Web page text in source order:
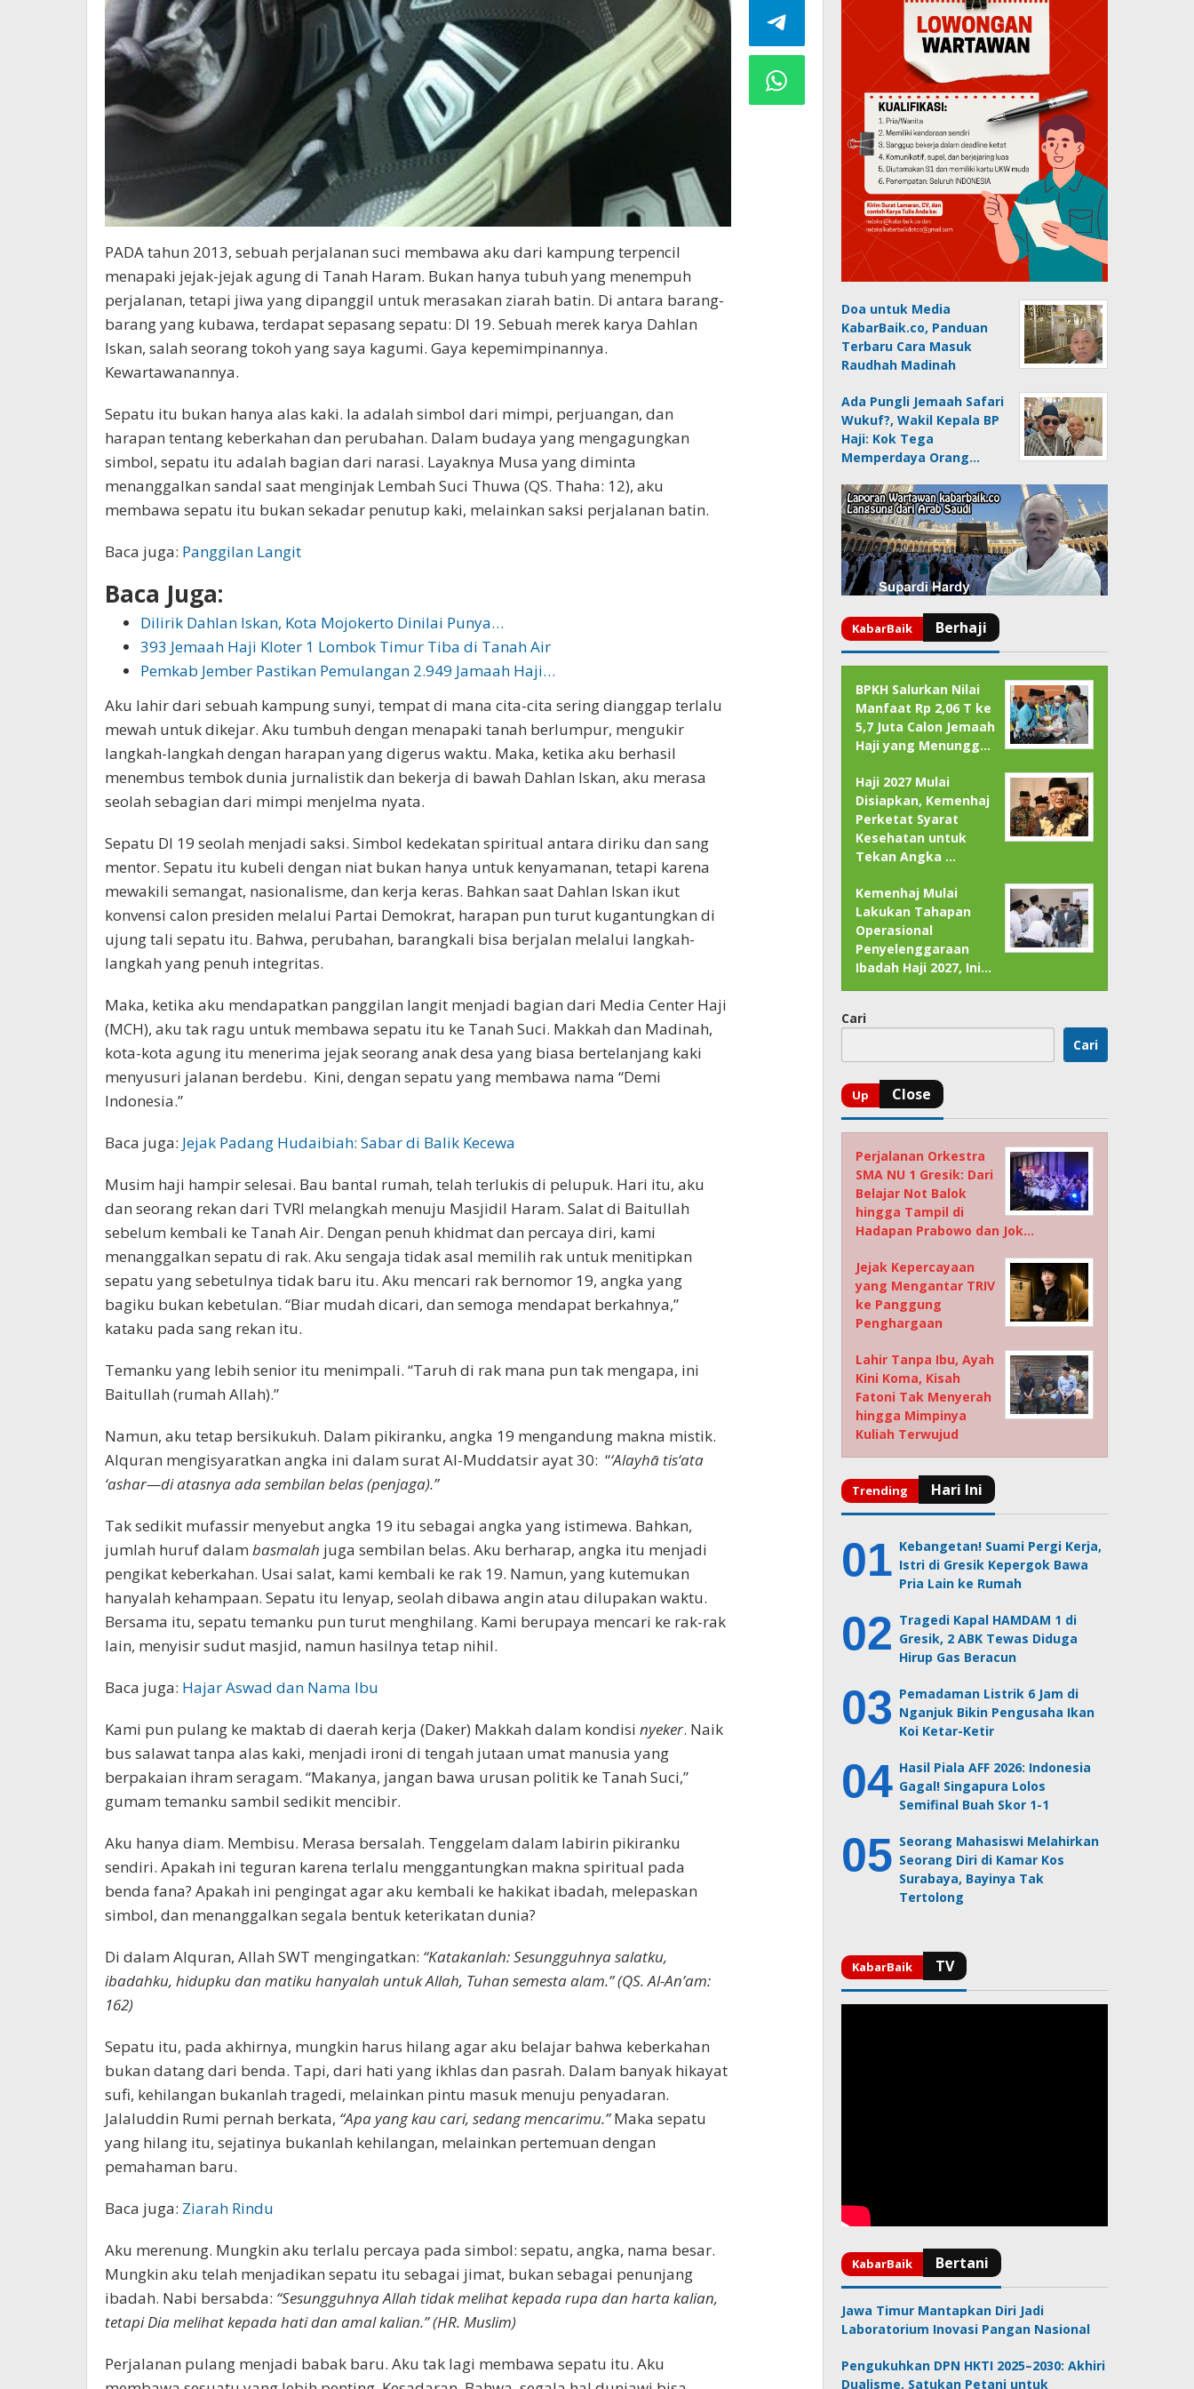
PADA tahun 2013, sebuah perjalanan suci membawa aku dari kampung terpencil
menapaki jejak-jejak agung di Tanah Haram. Bukan hanya tubuh yang menempuh
perjalanan, tetapi jiwa yang dipanggil untuk merasakan ziarah batin. Di antara barang-
barang yang kubawa, terdapat sepasang sepatu: DI 19. Sebuah merek karya Dahlan
Iskan, salah seorang tokoh yang saya kagumi. Gaya kepemimpinannya.
Kewartawanannya.
Sepatu itu bukan hanya alas kaki. Ia adalah simbol dari mimpi, perjuangan, dan
harapan tentang keberkahan dan perubahan. Dalam budaya yang mengagungkan
simbol, sepatu itu adalah bagian dari narasi. Layaknya Musa yang diminta
menanggalkan sandal saat menginjak Lembah Suci Thuwa (QS. Thaha: 12), aku
membawa sepatu itu bukan sekadar penutup kaki, melainkan saksi perjalanan batin.
Baca juga: Panggilan Langit
Baca Juga:
Dilirik Dahlan Iskan, Kota Mojokerto Dinilai Punya…
393 Jemaah Haji Kloter 1 Lombok Timur Tiba di Tanah Air
Pemkab Jember Pastikan Pemulangan 2.949 Jamaah Haji…
Aku lahir dari sebuah kampung sunyi, tempat di mana cita-cita sering dianggap terlalu
mewah untuk dikejar. Aku tumbuh dengan menapaki tanah berlumpur, mengukir
langkah-langkah dengan harapan yang digerus waktu. Maka, ketika aku berhasil
menembus tembok dunia jurnalistik dan bekerja di bawah Dahlan Iskan, aku merasa
seolah sebagian dari mimpi menjelma nyata.
Sepatu DI 19 seolah menjadi saksi. Simbol kedekatan spiritual antara diriku dan sang
mentor. Sepatu itu kubeli dengan niat bukan hanya untuk kenyamanan, tetapi karena
mewakili semangat, nasionalisme, dan kerja keras. Bahkan saat Dahlan Iskan ikut
konvensi calon presiden melalui Partai Demokrat, harapan pun turut kugantungkan di
ujung tali sepatu itu. Bahwa, perubahan, barangkali bisa berjalan melalui langkah-
langkah yang penuh integritas.
Maka, ketika aku mendapatkan panggilan langit menjadi bagian dari Media Center Haji
(MCH), aku tak ragu untuk membawa sepatu itu ke Tanah Suci. Makkah dan Madinah,
kota-kota agung itu menerima jejak seorang anak desa yang biasa bertelanjang kaki
menyusuri jalanan berdebu. Kini, dengan sepatu yang membawa nama “Demi
Indonesia.”
Baca juga: Jejak Padang Hudaibiah: Sabar di Balik Kecewa
Musim haji hampir selesai. Bau bantal rumah, telah terlukis di pelupuk. Hari itu, aku
dan seorang rekan dari TVRI melangkah menuju Masjidil Haram. Salat di Baitullah
sebelum kembali ke Tanah Air. Dengan penuh khidmat dan percaya diri, kami
menanggalkan sepatu di rak. Aku sengaja tidak asal memilih rak untuk menitipkan
sepatu yang sebetulnya tidak baru itu. Aku mencari rak bernomor 19, angka yang
bagiku bukan kebetulan. “Biar mudah dicari, dan semoga mendapat berkahnya,”
kataku pada sang rekan itu.
Temanku yang lebih senior itu menimpali. “Taruh di rak mana pun tak mengapa, ini
Baitullah (rumah Allah).”
Namun, aku tetap bersikukuh. Dalam pikiranku, angka 19 mengandung makna mistik.
Alquran mengisyaratkan angka ini dalam surat Al-Muddatsir ayat 30: “‘Alayhā tis‘ata
‘ashar—di atasnya ada sembilan belas (penjaga).”
Tak sedikit mufassir menyebut angka 19 itu sebagai angka yang istimewa. Bahkan,
jumlah huruf dalam basmalah juga sembilan belas. Aku berharap, angka itu menjadi
pengikat keberkahan. Usai salat, kami kembali ke rak 19. Namun, yang kutemukan
hanyalah kehampaan. Sepatu itu lenyap, seolah dibawa angin atau dilupakan waktu.
Bersama itu, sepatu temanku pun turut menghilang. Kami berupaya mencari ke rak-rak
lain, menyisir sudut masjid, namun hasilnya tetap nihil.
Baca juga: Hajar Aswad dan Nama Ibu
Kami pun pulang ke maktab di daerah kerja (Daker) Makkah dalam kondisi nyeker. Naik
bus salawat tanpa alas kaki, menjadi ironi di tengah jutaan umat manusia yang
berpakaian ihram seragam. “Makanya, jangan bawa urusan politik ke Tanah Suci,”
gumam temanku sambil sedikit mencibir.
Aku hanya diam. Membisu. Merasa bersalah. Tenggelam dalam labirin pikiranku
sendiri. Apakah ini teguran karena terlalu menggantungkan makna spiritual pada
benda fana? Apakah ini pengingat agar aku kembali ke hakikat ibadah, melepaskan
simbol, dan menanggalkan segala bentuk keterikatan dunia?
Di dalam Alquran, Allah SWT mengingatkan: “Katakanlah: Sesungguhnya salatku,
ibadahku, hidupku dan matiku hanyalah untuk Allah, Tuhan semesta alam.” (QS. Al-An’am:
162)
Sepatu itu, pada akhirnya, mungkin harus hilang agar aku belajar bahwa keberkahan
bukan datang dari benda. Tapi, dari hati yang ikhlas dan pasrah. Dalam banyak hikayat
sufi, kehilangan bukanlah tragedi, melainkan pintu masuk menuju penyadaran.
Jalaluddin Rumi pernah berkata, “Apa yang kau cari, sedang mencarimu.”Maka sepatu
yang hilang itu, sejatinya bukanlah kehilangan, melainkan pertemuan dengan
pemahaman baru.
Baca juga: Ziarah Rindu
Aku merenung. Mungkin aku terlalu percaya pada simbol: sepatu, angka, nama besar.
Mungkin aku telah menjadikan sepatu itu sebagai jimat, bukan sebagai penunjang
ibadah. Nabi bersabda: “Sesungguhnya Allah tidak melihat kepada rupa dan harta kalian,
tetapi Dia melihat kepada hati dan amal kalian.” (HR. Muslim)
Perjalanan pulang menjadi babak baru. Aku tak lagi membawa sepatu itu. Aku
Doa untuk Media
KabarBaik.co, Panduan
Terbaru Cara Masuk
Raudhah Madinah
Ada Pungli Jemaah Safari
Wukuf?, Wakil Kepala BP
Haji: Kok Tega
Memperdaya Orang…
BPKH Salurkan Nilai
Manfaat Rp 2,06 T ke
5,7 Juta Calon Jemaah
Haji yang Menungg…
Haji 2027 Mulai
Disiapkan, Kemenhaj
Perketat Syarat
Kesehatan untuk
Tekan Angka …
Kemenhaj Mulai
Lakukan Tahapan
Operasional
Penyelenggaraan
Ibadah Haji 2027, Ini…
Cari
Cari
Perjalanan Orkestra
SMA NU 1 Gresik: Dari
Belajar Not Balok
hingga Tampil di
Hadapan Prabowo dan Jok…
Jejak Kepercayaan
yang Mengantar TRIV
ke Panggung
Penghargaan
Lahir Tanpa Ibu, Ayah
Kini Koma, Kisah
Fatoni Tak Menyerah
hingga Mimpinya
Kuliah Terwujud
Kebangetan! Suami Pergi Kerja,
Istri di Gresik Kepergok Bawa
Pria Lain ke Rumah
Tragedi Kapal HAMDAM 1 di
Gresik, 2 ABK Tewas Diduga
Hirup Gas Beracun
Pemadaman Listrik 6 Jam di
Nganjuk Bikin Pengusaha Ikan
Koi Ketar-Ketir
Hasil Piala AFF 2026: Indonesia
Gagal! Singapura Lolos
Semifinal Buah Skor 1-1
Seorang Mahasiswi Melahirkan
Seorang Diri di Kamar Kos
Surabaya, Bayinya Tak
Tertolong
Jawa Timur Mantapkan Diri Jadi
Laboratorium Inovasi Pangan Nasional
Pengukuhkan DPN HKTI 2025–2030: Akhiri
Dualisme, Satukan Petani untuk